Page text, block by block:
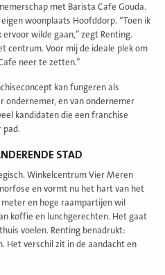
met Barista Cafe Gouda.
woonplaats Hoofddorp. “Toen ik
wilde gaan,” zegt Renting.
centrum. Voor mij de ideale plek om
neer te zetten.”
kan fungeren als
ondernemer, en van ondernemer
kandidaten die een franchise
pad.
STAD
Winkelcentrum Vier Meren
en vormt nu het hart van het
en hoge raampartijen wil
koffie en lunchgerechten. Het gaat
voelen. Renting benadrukt:
Het verschil zit in de aandacht en